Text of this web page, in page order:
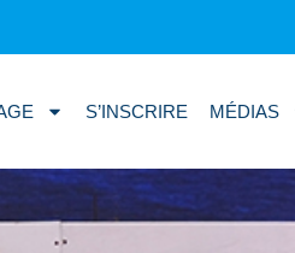
S’INSCRIRE MÉDIAS